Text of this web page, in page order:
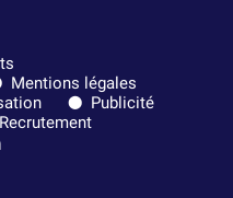
Mentions légales
Publicité
Recrutement